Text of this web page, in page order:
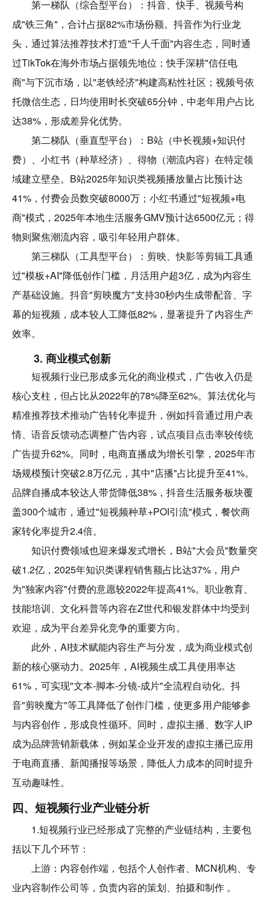
第一梯队（综合型平台）：抖音、快手、视频号构
成"铁三角"，合计占据82%市场份额。抖音作为行业龙
头，通过算法推荐技术打造"千人千面"内容生态，同时通
过TikTok在海外市场占据领先地位；快手深耕"信任电
商"与下沉市场，以"老铁经济"构建高粘性社区；视频号依
托微信生态，日均使用时长突破65分钟，中老年用户占比
达38%，形成差异化优势。
第二梯队（垂直型平台）：B站（中长视频+知识付
费）、小红书（种草经济）、得物（潮流内容）在特定领
域建立壁垒。B站2025年知识类视频播放量占比预计达
41%，付费会员数突破8000万；小红书通过"短视频+电
商"模式，2025年本地生活服务GMV预计达6500亿元；得
物则聚焦潮流内容，吸引年轻用户群体。
第三梯队（工具型平台）：剪映、快影等剪辑工具通
过"模板+AI"降低创作门槛，月活用户超3亿，成为内容生
产基础设施。抖音"剪映魔方"支持30秒内生成带配音、字
幕的短视频，成本较人工降低82%，显著提升了内容生产
效率。
3. 商业模式创新
短视频行业已形成多元化的商业模式，广告收入仍是
核心支柱，但占比从2022年的78%降至62%。算法优化与
精准推荐技术推动广告转化率提升，例如抖音通过用户表
情、语音反馈动态调整广告内容，试点项目点击率较传统
广告提升62%。同时，电商直播成为增长引擎，2025年市
场规模预计突破2.8万亿元，其中"店播"占比提升至41%。
品牌自播成本较达人带货降低38%，抖音生活服务板块覆
盖300个城市，通过"短视频种草+POI引流"模式，餐饮商
家转化率提升2.4倍。
知识付费领域也迎来爆发式增长，B站"大会员"数量突
破1.2亿，2025年知识类课程销售额占比达37%，用户
为"独家内容"付费的意愿较2022年提高41%。职业教育、
技能培训、文化科普等内容在Z世代和银发群体中均受到
欢迎，成为平台差异化竞争的重要方向。
此外，AI技术赋能内容生产与分发，成为商业模式创
新的核心驱动力。2025年，AI视频生成工具使用率达
61%，可实现"文本-脚本-分镜-成片"全流程自动化。抖
音"剪映魔方"等工具降低了创作门槛，使更多用户能够参
与内容创作，形成良性循环。同时，虚拟主播、数字人IP
成为品牌营销新载体，例如某企业开发的虚拟主播已应用
于电商直播、新闻播报等场景，降低人力成本的同时提升
互动趣味性。
四、短视频行业产业链分析
1.短视频行业已经形成了完整的产业链结构，主要包
括以下几个环节：
上游：内容创作端，包括个人创作者、MCN机构、专
业内容制作公司等，负责内容的策划、拍摄和制作 。